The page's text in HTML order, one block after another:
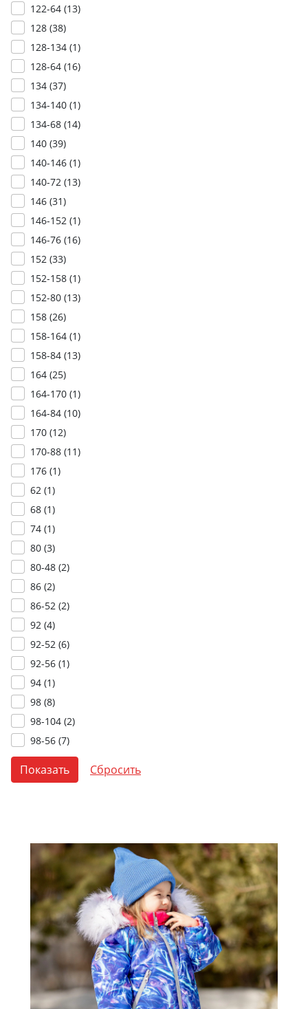
122-64 (13)
128 (38)
128-134 (1)
128-64 (16)
134 (37)
134-140 (1)
134-68 (14)
140 (39)
140-146 (1)
140-72 (13)
146 (31)
146-152 (1)
146-76 (16)
152 (33)
152-158 (1)
152-80 (13)
158 (26)
158-164 (1)
158-84 (13)
164 (25)
164-170 (1)
164-84 (10)
170 (12)
170-88 (11)
176 (1)
62 (1)
68 (1)
74 (1)
80 (3)
80-48 (2)
86 (2)
86-52 (2)
92 (4)
92-52 (6)
92-56 (1)
94 (1)
98 (8)
98-104 (2)
98-56 (7)